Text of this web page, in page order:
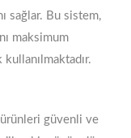
sağlar. Bu sistem,
maksimum
güvenli ve